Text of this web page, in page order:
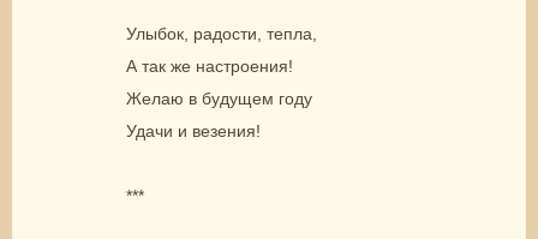
Улыбок, радости, тепла,
А так же настроения!
Желаю в будущем году
Удачи и везения!
***